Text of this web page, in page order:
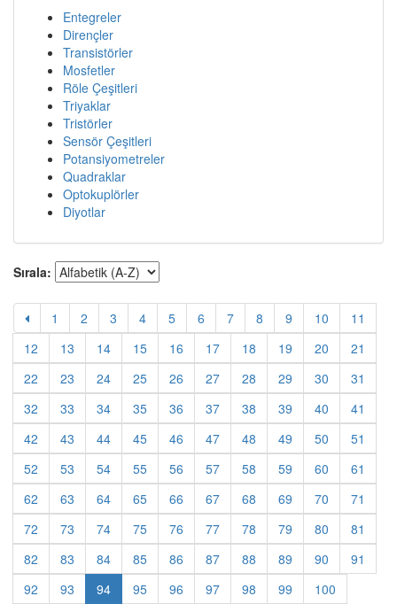
Entegreler
Dirençler
Transistörler
Mosfetler
Röle Çeşitleri
Triyaklar
Tristörler
Sensör Çeşitleri
Potansiyometreler
Quadraklar
Optokuplörler
Diyotlar
Sırala:
1 2 3 4 5 6 7 8 9 10
11
12
13 14 15 16 17 18 19 20
21
22
23 24 25 26 27 28 29 30
31
32
33 34 35 36 37 38 39 40
41
42
43 44 45 46 47 48 49 50
51
52
53 54 55 56 57 58 59 60
61
62
63 64 65 66 67 68 69 70
71
72
73 74 75 76 77 78 79 80
81
82
83 84 85 86 87 88 89 90
91
92
93 94 95 96 97 98 99
100